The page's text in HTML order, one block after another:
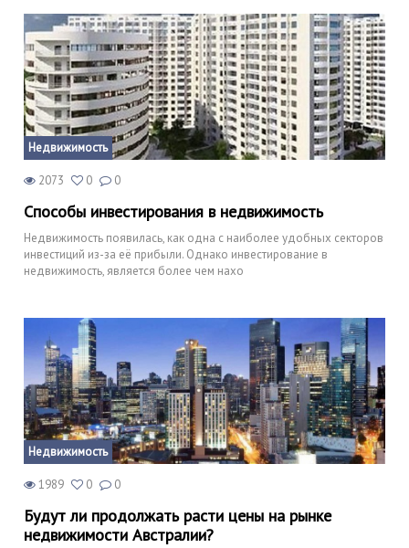
Недвижимость
2073 0 0
Способы инвестирования в недвижимость
Недвижимость появилась, как одна с наиболее удобных секторов
инвестиций из-за её прибыли. Однако инвестирование в
недвижимость, является более чем нахо
Недвижимость
1989 0 0
Будут ли продолжать расти цены на рынке
недвижимости Австралии?